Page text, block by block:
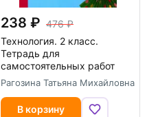
238
476
Технология. 2 класс.
Тетрадь для
самостоятельных работ
Рагозина Татьяна Михайловна
В корзину